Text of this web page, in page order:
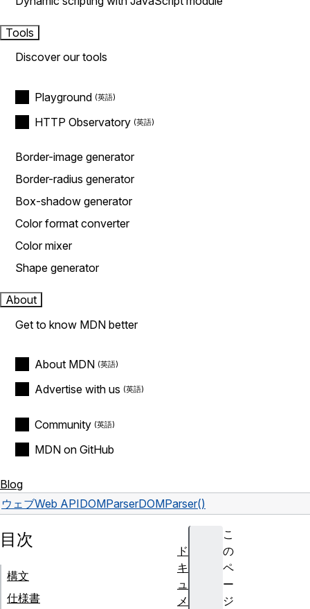
Tools
Discover our tools
Playground
HTTP Observatory
Border-image generator
Border-radius generator
Box-shadow generator
Color format converter
Color mixer
Shape generator
About
Get to know MDN better
About MDN
Advertise with us
Community
MDN on GitHub
Blog
ウェブWeb APIDOMParserDOMParser()
こ
の
ペ
ー
ジ
目次
構文
仕様書
ド
キ
ュ
メ